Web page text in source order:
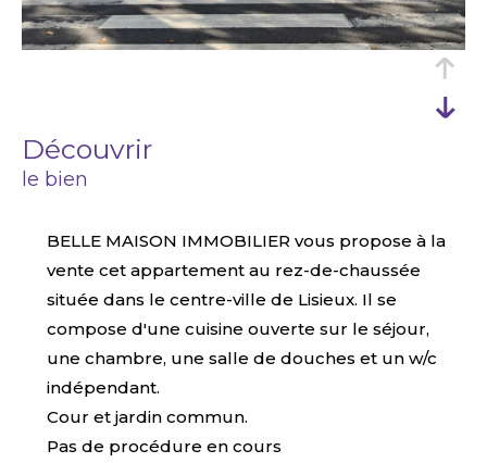
découvrir
le bien
BELLE MAISON IMMOBILIER vous propose à la
vente cet appartement au rez-de-chaussée
située dans le centre-ville de Lisieux. Il se
compose d'une cuisine ouverte sur le séjour,
une chambre, une salle de douches et un w/c
indépendant.
Cour et jardin commun.
Pas de procédure en cours